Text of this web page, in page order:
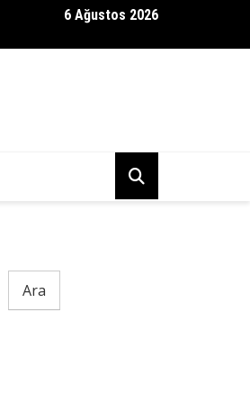
gözlerini açar açmaz..
6 Ağustos 2026
Ara